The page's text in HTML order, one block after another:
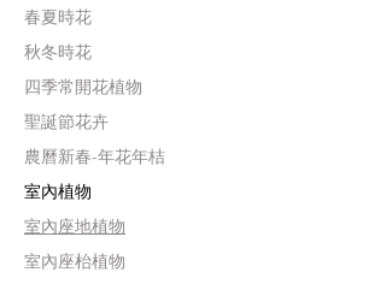
​春夏時花
​秋冬時花
四季常開花植物
聖誕節花卉
農曆新春-年花年桔
室內植物
室內座地植物
室內座枱植物